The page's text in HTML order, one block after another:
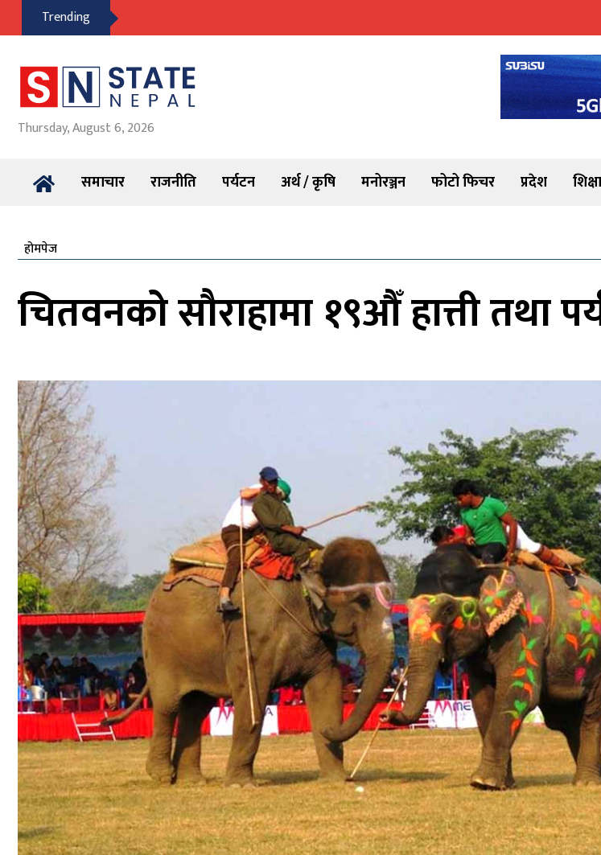
Trending
Thursday, August 6, 2026
समाचार राजनीति पर्यटन अर्थ / कृषि मनोरञ्जन फोटो फिचर प्रदेश शिक्षा
होमपेज
चितवनको सौराहामा १९औँ हात्ती तथा